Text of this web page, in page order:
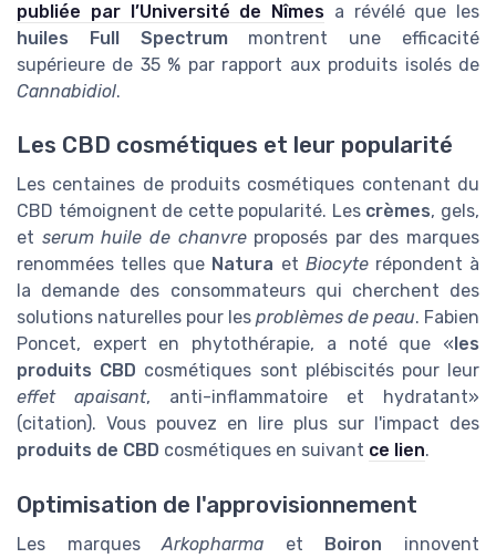
publiée par l’Université de Nîmes a révélé que les
huiles Full Spectrummontrent une efficacité
supérieure de 35 % par rapport aux produits isolés de
Cannabidiol.
Les CBD cosmétiques et leur popularité
Les centaines de produits cosmétiques contenant du
CBD témoignent de cette popularité. Les crèmes, gels,
et serum huile de chanvreproposés par des marques
renommées telles que Natura et Biocyterépondent à
la demande des consommateurs qui cherchent des
solutions naturelles pour les problèmes de peau. Fabien
Poncet, expert en phytothérapie, a noté que « les
produits CBD cosmétiques sont plébiscités pour leur
effet apaisant, anti-inflammatoire et hydratant»
(citation). Vous pouvez en lire plus sur l'impact des
produits de CBD cosmétiques en suivant ce lien.
Optimisation de l'approvisionnement
Les marquesArkopharma et Boiron innovent